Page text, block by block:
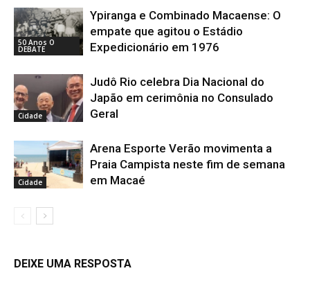
50 Anos O
DEBATE
Ypiranga e Combinado Macaense: O
empate que agitou o Estádio
Expedicionário em 1976
Cidade
Judô Rio celebra Dia Nacional do
Japão em cerimônia no Consulado
Geral
Cidade
Arena Esporte Verão movimenta a
Praia Campista neste fim de semana
em Macaé
DEIXE UMA RESPOSTA